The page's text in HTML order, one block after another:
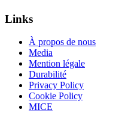
Links
À propos de nous
Media
Mention légale
Durabilité
Privacy Policy
Cookie Policy
MICE